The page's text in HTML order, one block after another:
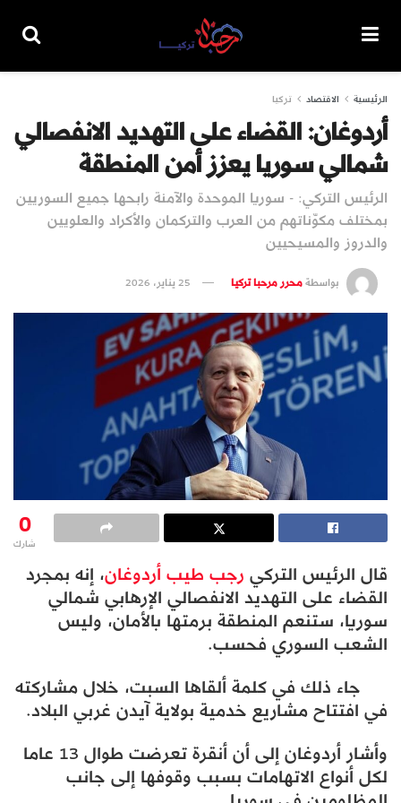
الرئيسية الاقتصاد تركيا
أردوغان: القضاء على التهديد الانفصالي
شمالي سوريا يعزز أمن المنطقة
الرئيس التركي: - سوريا الموحدة والآمنة رابحها جميع السوريين
بمختلف مكوّناتهم من العرب والتركمان والأكراد والعلويين
والدروز والمسيحيين
بواسطةمحرر مرحبا تركيا 25 يناير، 2026
0
شارك
قال الرئيس التركيرجب طيب أردوغان، إنه بمجرد
القضاء على التهديد الانفصالي الإرهابي شمالي
سوريا، ستنعم المنطقة برمتها بالأمان، وليس
الشعب السوري فحسب.
جاء ذلك في كلمة ألقاها السبت، خلال مشاركته
في افتتاح مشاريع خدمية بولاية آيدن غربي البلاد.
وأشار أردوغان إلى أن أنقرة تعرضت طوال 13 عاما
لكل أنواع الاتهامات بسبب وقوفها إلى جانب